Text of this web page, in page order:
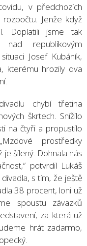
v předchozích
Jenže když
Doplatili jsme tak
republikovým
Josef Kubáník,
kterému hrozily dva
chybí třetina
škrtech. Snížilo
na čtyři a propustilo
prostředky
šílený. Dohnala nás
potvrdil Lukáš
s tím, že ještě
38 procent, loni už
spoustu závazků
za která už
hrát zadarmo,